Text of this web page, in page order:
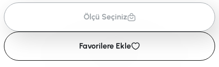
Ölçü Seçiniz
Favorilere Ekle